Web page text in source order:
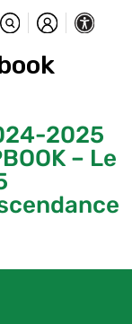
2025
– Le